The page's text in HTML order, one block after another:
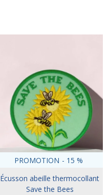
PROMOTION - 15 %
Écusson abeille thermocollant
Save the Bees